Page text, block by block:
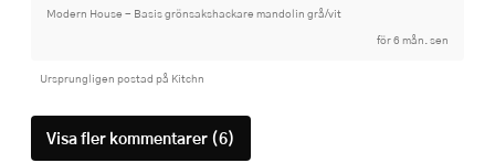
Modern House - Basis grönsakshackare mandolin grå/vit
för 6 mån. sen
Ursprungligen postad på Kitchn
Visa fler kommentarer (6)